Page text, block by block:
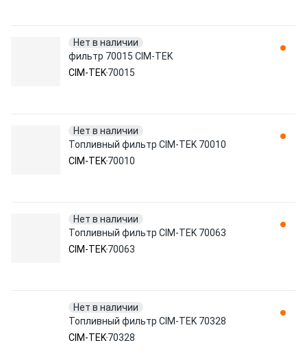
Нет в наличии
фильтр 70015 CIM-TEK
CIM-TEK70015
Нет в наличии
Топливный фильтр CIM-TEK 70010
CIM-TEK70010
Нет в наличии
Топливный фильтр CIM-TEK 70063
CIM-TEK70063
Нет в наличии
Топливный фильтр CIM-TEK 70328
CIM-TEK70328